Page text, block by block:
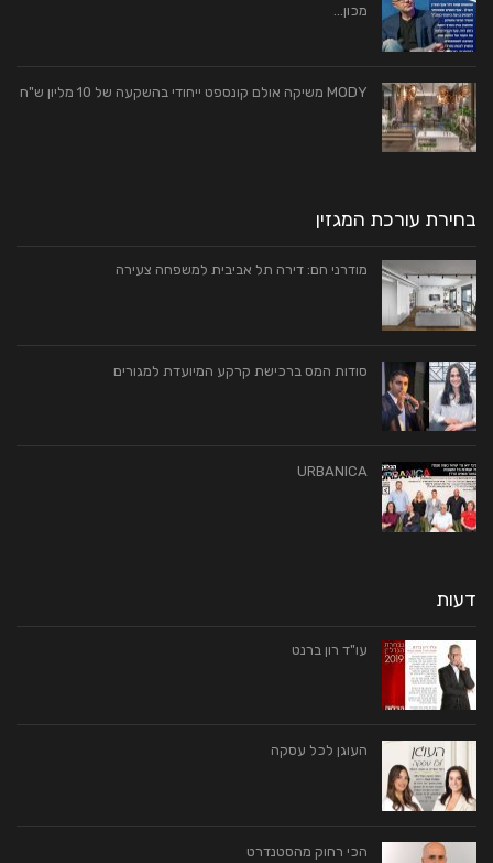
מכון…
MODY משיקה אולם קונספט ייחודי בהשקעה של 10 מליון ש"ח
בחירת עורכת המגזין
מודרני חם: דירה תל אביבית למשפחה צעירה
סודות המס ברכישת קרקע המיועדת למגורים
URBANICA
דעות
עו"ד רון ברנט
העוגן לכל עסקה
הכי רחוק מהסטנדרט